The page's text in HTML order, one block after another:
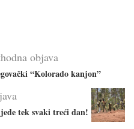
objava
“Kolorado kanjon”
tek svaki treći dan!